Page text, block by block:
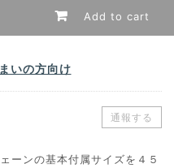
Add to cart
いの方向け
通報する
ーンの基本付属サイズを４５